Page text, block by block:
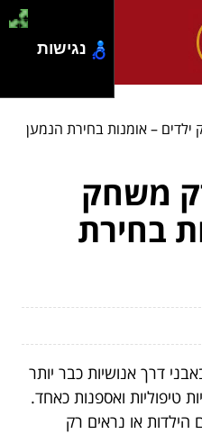
ילדים – אומנות בחירת הנמען
משחק
בחירת
דרך אנושיות כבר יותר
טיפוליות ואספנות כאחד.
הילדות או נראים רק
נגישות